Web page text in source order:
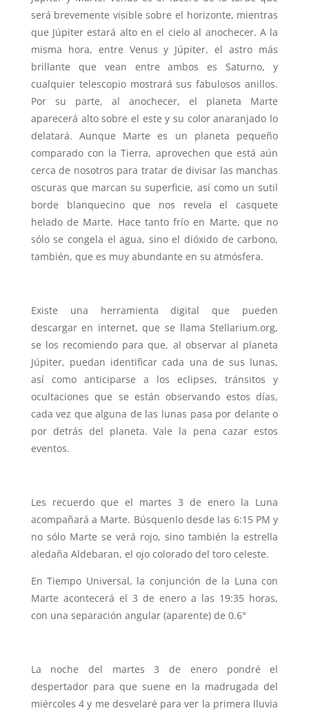
será brevemente visible sobre el horizonte, mientras
que Júpiter estará alto en el cielo al anochecer. A la
misma hora, entre Venus y Júpiter, el astro más
brillante que vean entre ambos es Saturno, y
cualquier telescopio mostrará sus fabulosos anillos.
Por su parte, al anochecer, el planeta Marte
aparecerá alto sobre el este y su color anaranjado lo
delatará. Aunque Marte es un planeta pequeño
comparado con la Tierra, aprovechen que está aún
cerca de nosotros para tratar de divisar las manchas
oscuras que marcan su superficie, así como un sutil
borde blanquecino que nos revela el casquete
helado de Marte. Hace tanto frío en Marte, que no
sólo se congela el agua, sino el dióxido de carbono,
también, que es muy abundante en su atmósfera.
Existe una herramienta digital que pueden
descargar en internet, que se llama Stellarium.org,
se los recomiendo para que, al observar al planeta
Júpiter, puedan identificar cada una de sus lunas,
así como anticiparse a los eclipses, tránsitos y
ocultaciones que se están observando estos días,
cada vez que alguna de las lunas pasa por delante o
por detrás del planeta. Vale la pena cazar estos
eventos.
Les recuerdo que el martes 3 de enero la Luna
acompañará a Marte. Búsquenlo desde las 6:15 PM y
no sólo Marte se verá rojo, sino también la estrella
aledaña Aldebaran, el ojo colorado del toro celeste.
En Tiempo Universal, la conjunción de la Luna con
Marte acontecerá el 3 de enero a las 19:35 horas,
con una separación angular (aparente) de 0.6°
La noche del martes 3 de enero pondré el
despertador para que suene en la madrugada del
miércoles 4 y me desvelaré para ver la primera lluvia